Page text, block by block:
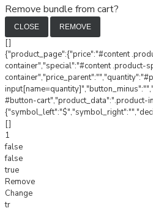
Remove bundle from cart?
CLOSE REMOVE
[]
{"product_page":{"price":"#content
container","special":"#content .product-
#button-cart","product_data":".product-
[]
1
false
false
true
Remove
Change
tr